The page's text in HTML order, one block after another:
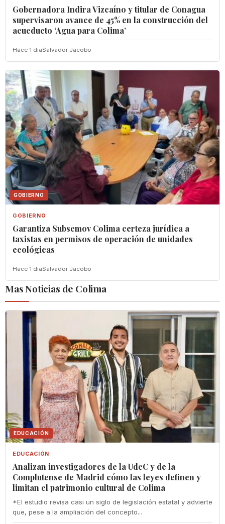
Gobernadora Indira Vizcaíno y titular de Conagua
supervisaron avance de 45% en la construcción del
acueducto ‘Agua para Colima’
Hace 1 diaSalvador Jacobo
GOBIERNO
GOBIERNO
Garantiza Subsemov Colima certeza jurídica a
taxistas en permisos de operación de unidades
ecológicas
Hace 1 diaSalvador Jacobo
Mas Noticias de Colima
EDUCACIÓN
EDUCACIÓN
Analizan investigadores de la UdeC y de la
Complutense de Madrid cómo las leyes definen y
limitan el patrimonio cultural de Colima
*El estudio revisa casi un siglo de legislación estatal y advierte
que, pese a la ampliación del concepto...